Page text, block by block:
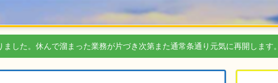
ました。休んで溜まった業務が片づき次第また通常条通り元気に再開します。